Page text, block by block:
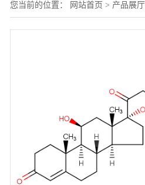
您当前的位置： 网站首页 > 产品展厅